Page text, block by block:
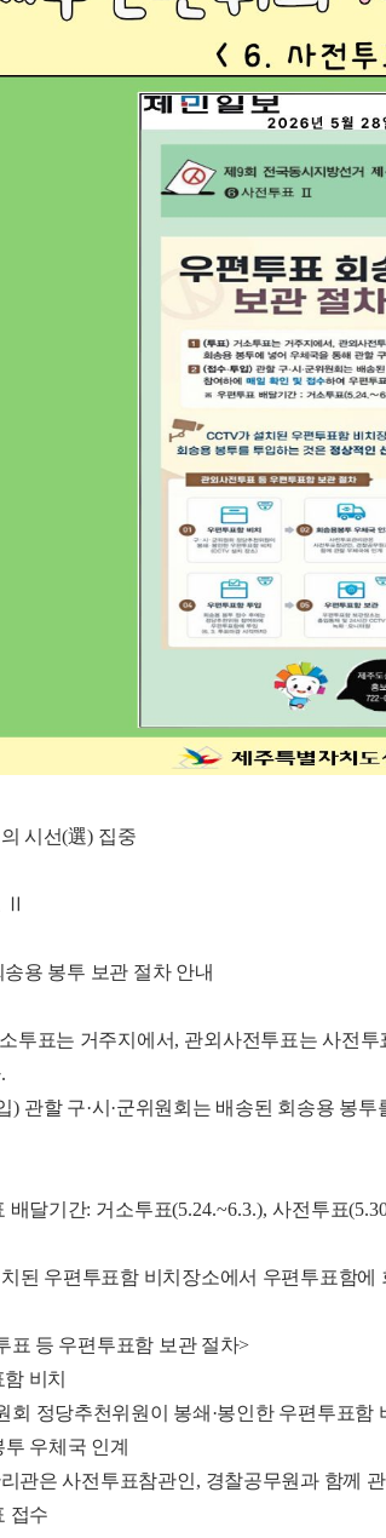
시선(選) 집중
Ⅱ
용 봉투 보관 절차 안내
투표는 거주지에서, 관외사전투표는 사전투
.
) 관할 구·시 ·군위원회는 배송된 회송용 봉
배달기간: 거소투표(5.24.~6.3.),사전투표
된 우편투표함 비치장소에서 우편투표함
표 등 우편투표함 보관 절차>
비치
회 정당추천위원이 봉쇄 ·봉인한 우편투표함
우체국 인계
관은 사전투표참관인, 경찰공무원과 함께
접수